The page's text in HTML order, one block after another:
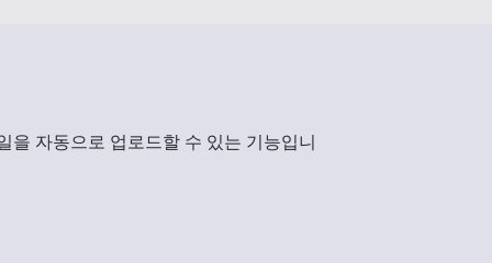
자동으로 업로드할 수 있는 기능입니